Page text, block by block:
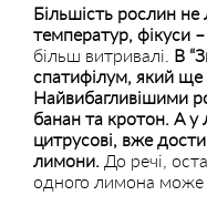
Більшість рослин не
температур, фікуси
більш витривалі. В
спатифілум, який ще
Найвибагливішими
банан та кротон. А у
цитрусові, вже
лимони. До речі,
одного лимона може